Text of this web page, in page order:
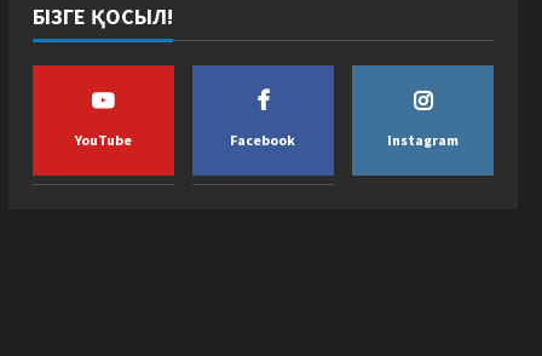
БІЗГЕ ҚОСЫЛ!
YouTube Facebook Instagram